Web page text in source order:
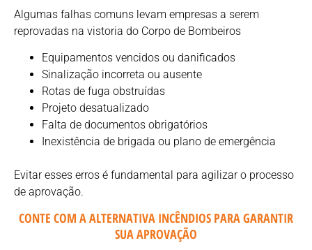
Algumas falhas comuns levam empresas a serem
reprovadas na vistoria do Corpo de Bombeiros
Equipamentos vencidos ou danificados
Sinalização incorreta ou ausente
Rotas de fuga obstruídas
Projeto desatualizado
Falta de documentos obrigatórios
Inexistência de brigada ou plano de emergência
Evitar esses erros é fundamental para agilizar o processo
de aprovação.
CONTE COM A ALTERNATIVA INCÊNDIOS PARA GARANTIR
SUA APROVAÇÃO